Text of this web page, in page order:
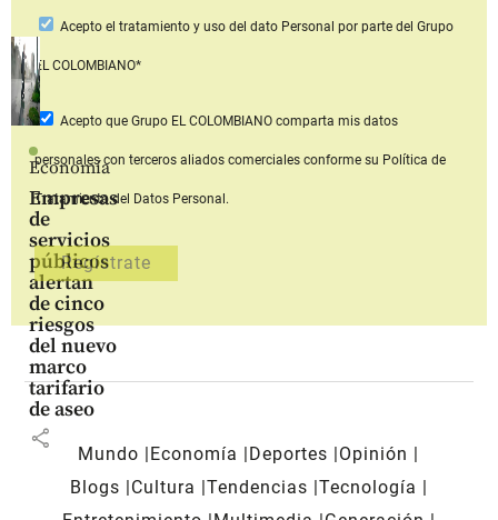
Economía
Empresas
de
servicios
públicos
alertan
de cinco
riesgos
del nuevo
marco
tarifario
de aseo
share
Acepto el tratamiento y uso del dato Personal por parte del Grupo
EL COLOMBIANO*
Acepto que Grupo EL COLOMBIANOcomparta mis datos
personales con terceros aliados comerciales conforme su Política de
Tratamiento del Datos Personal.
Mundo Economía Deportes
Opinión
Blogs
Cultura Tendencias Tecnología